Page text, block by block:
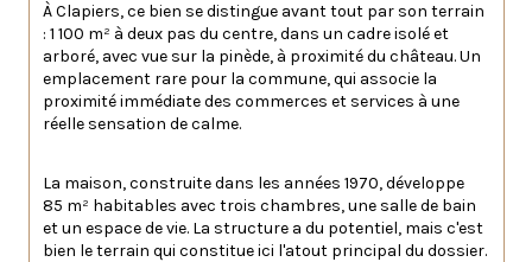
À Clapiers, ce bien se distingue avant tout par son terrain
: 1 100 m² à deux pas du centre, dans un cadre isolé et
arboré, avec vue sur la pinède, à proximité du château. Un
emplacement rare pour la commune, qui associe la
proximité immédiate des commerces et services à une
réelle sensation de calme.
La maison, construite dans les années 1970, développe
85 m² habitables avec trois chambres, une salle de bain
et un espace de vie. La structure a du potentiel, mais c'est
bien le terrain qui constitue ici l'atout principal du dossier.